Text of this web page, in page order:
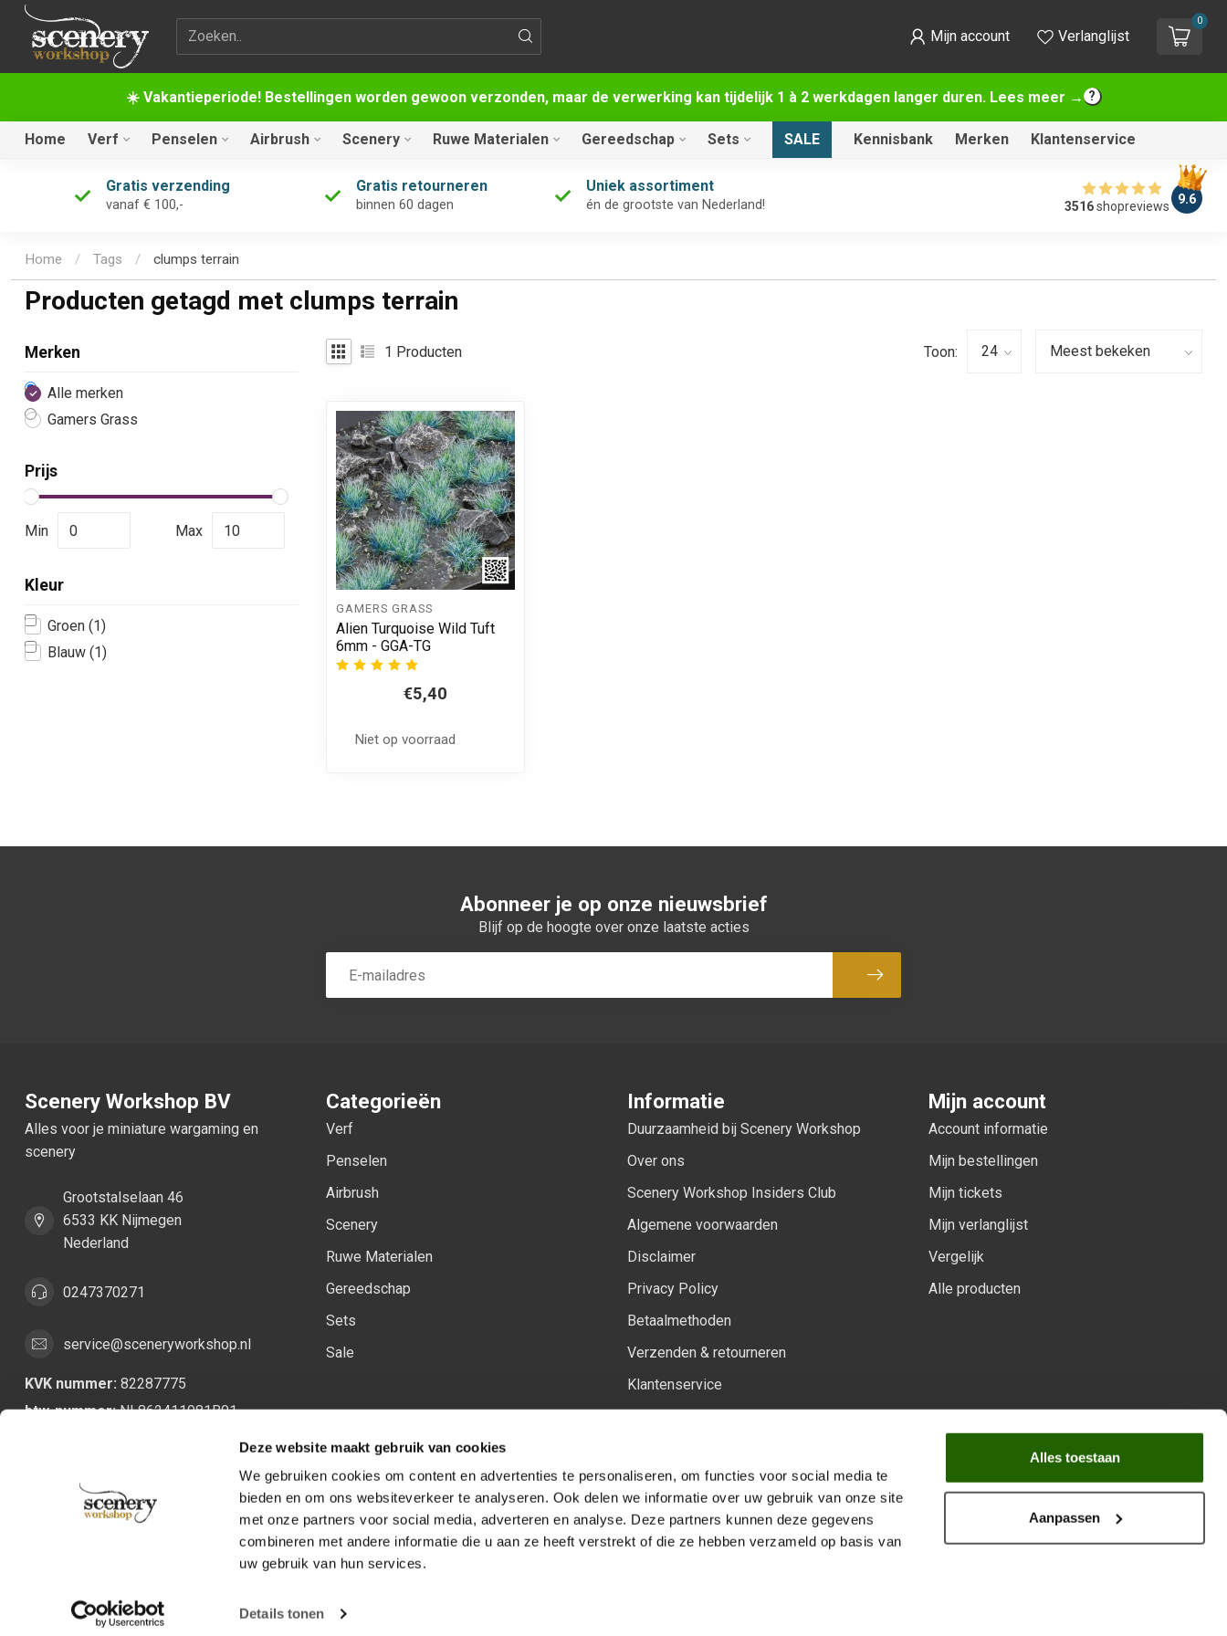
Deze website maakt gebruik van cookies
We gebruiken cookies om content en advertenties te personaliseren, om functies voor social media te
bieden en om ons websiteverkeer te analyseren. Ook delen we informatie over uw gebruik van onze site
met onze partners voor social media, adverteren en analyse. Deze partners kunnen deze gegevens
combineren met andere informatie die u aan ze heeft verstrekt of die ze hebben verzameld op basis van
uw gebruik van hun services.
Details tonen
Alles toestaan
Aanpassen
☀️ Vakantieperiode! Bestellingen worden gewoon verzonden, maar de verwerking kan tijdelijk 1 à 2 werkdagen langer duren. Lees meer →
Zoekterm Mijn account Verlanglijst
0
Home Verf Penselen Airbrush Scenery Ruwe Materialen Gereedschap Sets SALE Kennisbank Merken Klantenservice
Gratis verzending
vanaf € 100,-
Gratis retourneren
binnen 60 dagen
Uniek assortiment
én de grootste van Nederland! 3516shopreviews 9.6
Home / Tags / clumps terrain
Producten getagd met clumps terrain
Merken
Alle merken
Gamers Grass
Kleur
Groen (1)
Blauw (1)
Prijs
Min Max
1 Producten Toon:
GAMERS GRASS
Alien Turquoise Wild Tuft
6mm - GGA-TG
€5,40
Niet op voorraad
Abonneer je op onze nieuwsbrief
Blijf op de hoogte over onze laatste acties
Abonneer
Scenery Workshop BV
Alles voor je miniature wargaming en
scenery
Grootstalselaan 46
6533 KK Nijmegen
Nederland
0247370271
service@sceneryworkshop.nl
KVK nummer: 82287775
btw-nummer:NL862411981B01
Categorieën
Verf
Penselen
Airbrush
Scenery
Ruwe Materialen
Gereedschap
Sets
Sale
Informatie
Duurzaamheid bij Scenery Workshop
Over ons
Scenery Workshop Insiders Club
Algemene voorwaarden
Disclaimer
Privacy Policy
Betaalmethoden
Verzenden & retourneren
Klantenservice
Mijn account
Account informatie
Mijn bestellingen
Mijn tickets
Mijn verlanglijst
Vergelijk
Alle producten
Volg ons op:
Facebook
YoutubeInstagram